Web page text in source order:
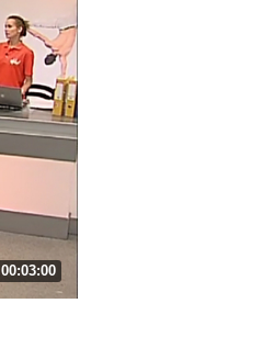
00:03:00